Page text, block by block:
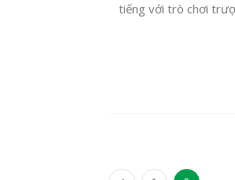
tiếng với trò chơi